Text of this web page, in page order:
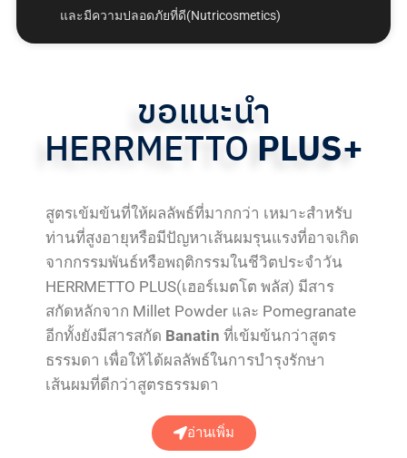
และมีความปลอดภัยที่ดี(Nutricosmetics)
ขอแนะนำ
HERRMETTO PLUS+
สูตรเข้มข้นที่ให้ผลลัพธ์ที่มากกว่า เหมาะสำหรับ
ท่านที่สูงอายุหรือมีปัญหาเส้นผมรุนแรงที่อาจเกิด
จากกรรมพันธ์หรือพฤติกรรมในชีวิตประจำวัน
HERRMETTO PLUS(เฮอร์เมตโต พลัส) มีสาร
สกัดหลักจาก Millet Powder และ Pomegranate
อีกทั้งยังมีสารสกัด Banatin ที่เข้มข้นกว่าสูตร
ธรรมดา เพื่อให้ได้ผลลัพธ์ในการบำรุงรักษา
เส้นผมที่ดีกว่าสูตรธรรมดา
อ่านเพิ่ม